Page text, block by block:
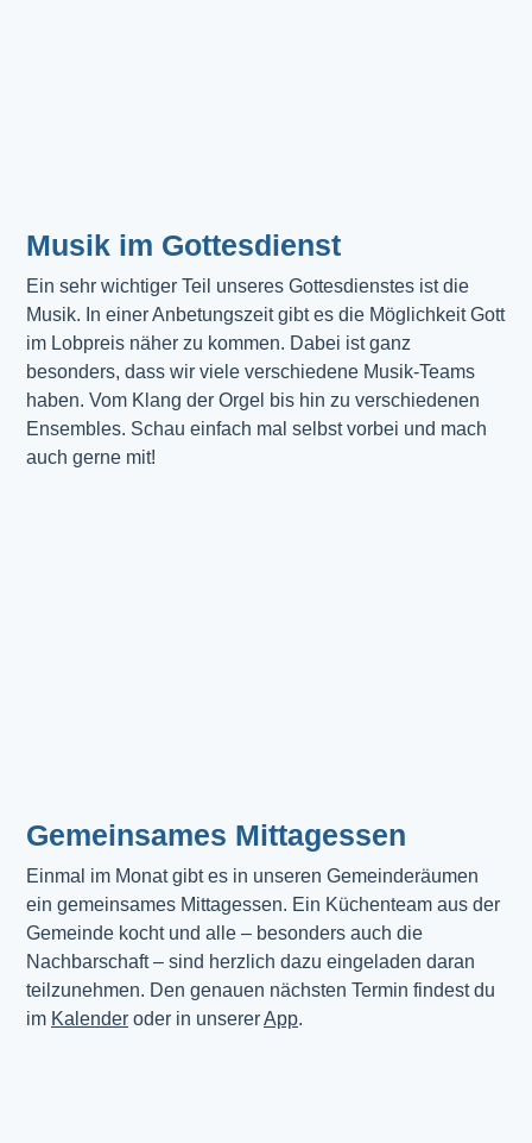
Musik im Gottesdienst​
Ein sehr wichtiger Teil unseres Gottesdienstes ist die
Musik. In einer Anbetungszeit gibt es die Möglichkeit Gott
im Lobpreis näher zu kommen. Dabei ist ganz
besonders, dass wir viele verschiedene Musik-Teams
haben. Vom Klang der Orgel bis hin zu verschiedenen
Ensembles. Schau einfach mal selbst vorbei und mach
auch gerne mit!
Gemeinsames Mittagessen
Einmal im Monat gibt es in unseren Gemeinderäumen
ein gemeinsames Mittagessen. Ein Küchenteam aus der
Gemeinde kocht und alle – besonders auch die
Nachbarschaft – sind herzlich dazu eingeladen daran
teilzunehmen. Den genauen nächsten Termin findest du
im Kalender oder in unserer App.